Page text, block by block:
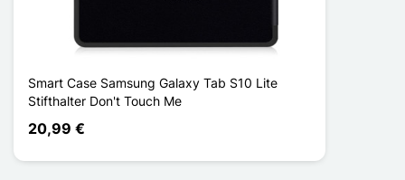
Smart Case Samsung Galaxy Tab S10 Lite
Stifthalter Don't Touch Me
20,99 €